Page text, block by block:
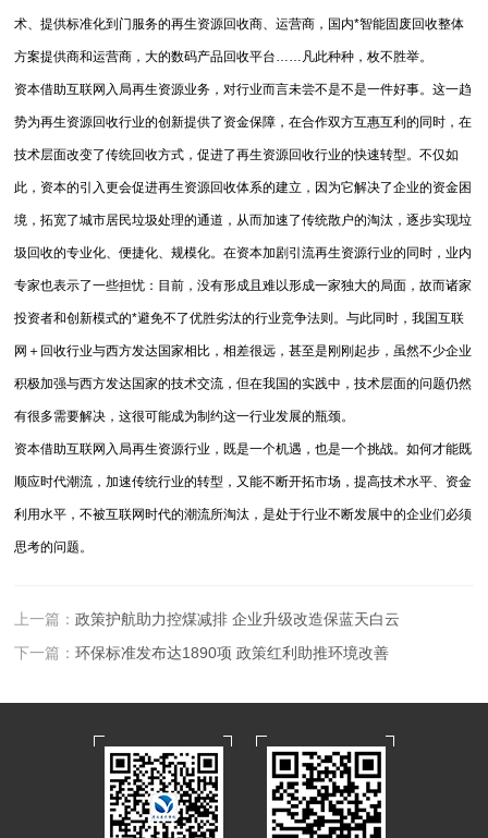
术、提供标准化到门服务的再生资源回收商、运营商，国内*智能固废回收整体
方案提供商和运营商，大的数码产品回收平台……凡此种种，枚不胜举。
资本借助互联网入局再生资源业务，对行业而言未尝不是不是一件好事。这一趋
势为再生资源回收行业的创新提供了资金保障，在合作双方互惠互利的同时，在
技术层面改变了传统回收方式，促进了再生资源回收行业的快速转型。不仅如
此，资本的引入更会促进再生资源回收体系的建立，因为它解决了企业的资金困
境，拓宽了城市居民垃圾处理的通道，从而加速了传统散户的淘汰，逐步实现垃
圾回收的专业化、便捷化、规模化。在资本加剧引流再生资源行业的同时，业内
专家也表示了一些担忧：目前，没有形成且难以形成一家独大的局面，故而诸家
投资者和创新模式的*避免不了优胜劣汰的行业竞争法则。与此同时，我国互联
网＋回收行业与西方发达国家相比，相差很远，甚至是刚刚起步，虽然不少企业
积极加强与西方发达国家的技术交流，但在我国的实践中，技术层面的问题仍然
有很多需要解决，这很可能成为制约这一行业发展的瓶颈。
资本借助互联网入局再生资源行业，既是一个机遇，也是一个挑战。如何才能既
顺应时代潮流，加速传统行业的转型，又能不断开拓市场，提高技术水平、资金
利用水平，不被互联网时代的潮流所淘汰，是处于行业不断发展中的企业们必须
思考的问题。
上一篇：政策护航助力控煤减排 企业升级改造保蓝天白云
下一篇：环保标准发布达1890项 政策红利助推环境改善